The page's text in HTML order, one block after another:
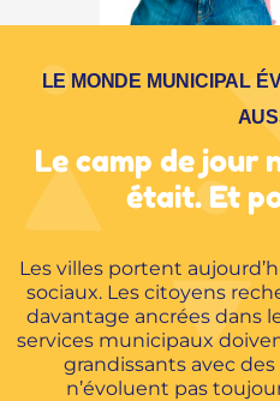
LE MONDE MUNICIPAL
Le camp de jour
était. Et
Les villes portent
sociaux. Les citoyens
davantage ancrées dans
services municipaux
grandissants avec
n’évoluent pas